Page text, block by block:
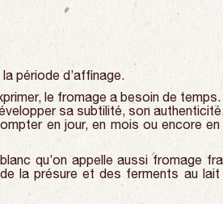
période d’affinage.
le fromage a besoin de temps.
sa subtilité, son
en jour, en mois ou encore en
qu’on appelle aussi fromage
la présure et des ferments au